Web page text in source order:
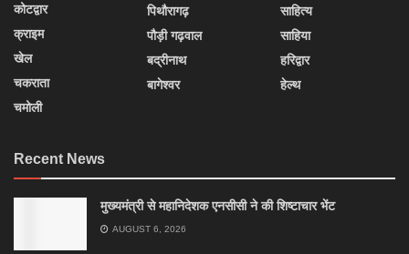
कोटद्वार
क्राइम
खेल
चकराता
चमोली
पिथौरागढ़
पौड़ी गढ़वाल
बद्रीनाथ
बागेश्वर
साहित्य
साहिया
हरिद्वार
हेल्थ
Recent News
मुख्यमंत्री से महानिदेशक एनसीसी ने की शिष्टाचार भेंट
AUGUST 6, 2026